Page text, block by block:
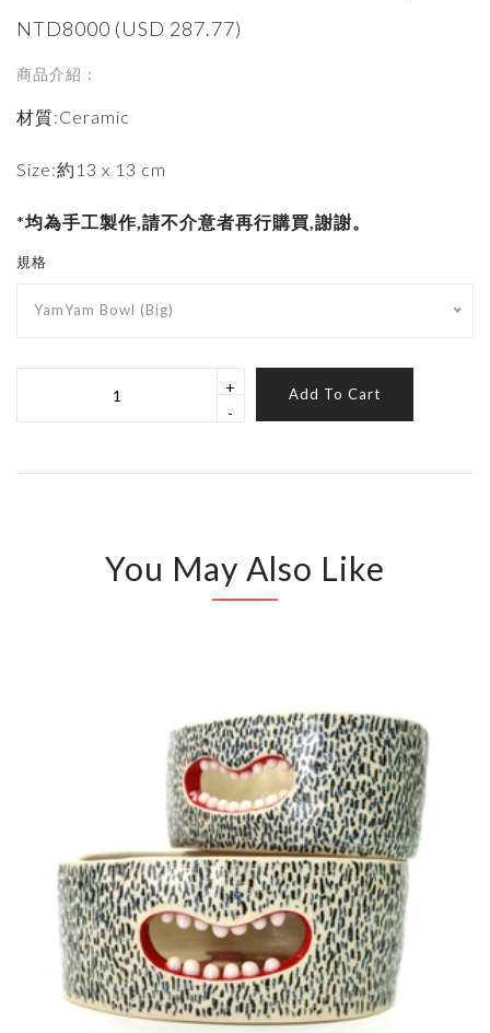
NTD8000 (USD 287.77)
商品介紹：
材質:Ceramic
Size:約13 x 13 cm
*均為手工製作,請不介意者再行購買,謝謝。
規格
YamYam Bowl (Big)
+
-
Add To Cart
You May Also Like